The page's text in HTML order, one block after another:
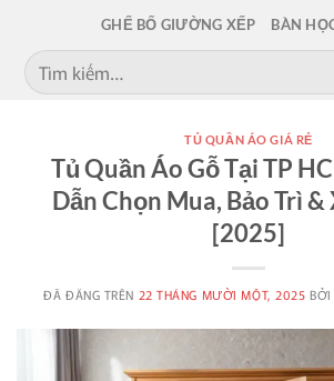
GHẾ BỐ GIƯỜNG XẾP BÀN
Tìm
kiếm:
TỦ QUẦN ÁO GIÁ RẺ
Tủ Quần Áo Gỗ Tại TP
Dẫn Chọn Mua, Bảo Trì
[2025]
ĐÃ ĐĂNG TRÊN 22 THÁNG MƯỜI MỘT, 2025